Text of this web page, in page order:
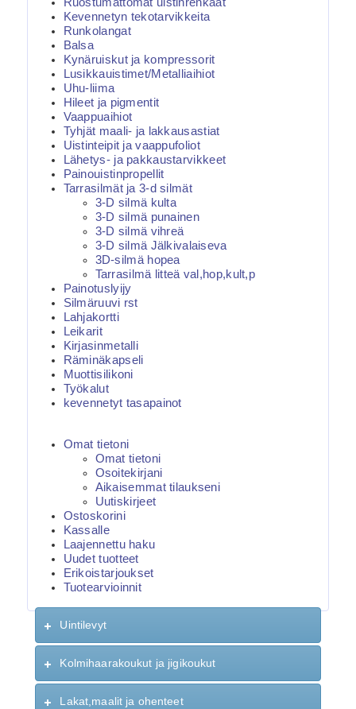
Kevennetyn tekotarvikkeita
Runkolangat
Balsa
Kynäruiskut ja kompressorit
Lusikkauistimet/Metalliaihiot
Uhu-liima
Hileet ja pigmentit
Vaappuaihiot
Tyhjät maali- ja lakkausastiat
Uistinteipit ja vaappufoliot
Lähetys- ja pakkaustarvikkeet
Painouistinpropellit
Tarrasilmät ja 3-d silmät
3-D silmä kulta
3-D silmä punainen
3-D silmä vihreä
3-D silmä Jälkivalaiseva
3D-silmä hopea
Tarrasilmä litteä val,hop,kult,p
Painotuslyijy
Silmäruuvi rst
Lahjakortti
Leikarit
Kirjasinmetalli
Räminäkapseli
Muottisilikoni
Työkalut
kevennetyt tasapainot
Omat tietoni
Omat tietoni
Osoitekirjani
Aikaisemmat tilaukseni
Uutiskirjeet
Ostoskorini
Kassalle
Laajennettu haku
Uudet tuotteet
Erikoistarjoukset
Tuotearvioinnit
Uintilevyt
Kolmihaarakoukut ja jigikoukut
Lakat,maalit ja ohenteet